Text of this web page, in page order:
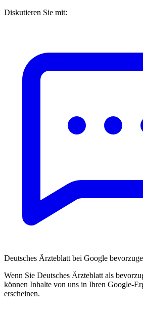
Diskutieren Sie mit:
Deutsches Ärzteblatt bei Google
Wenn Sie Deutsches Ärzteblatt als
können Inhalte von uns in Ihren Google-
erscheinen.